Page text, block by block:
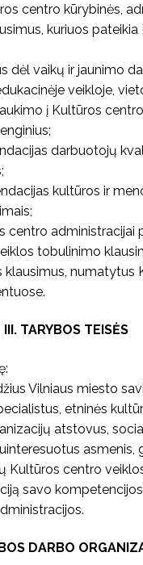
centro kūrybinės,
kuriuos
dėl vaikų ir jaunimo
veikloje,
į Kultūros centro
darbuotojų
kultūros ir
centro administracijai
tobulinimo
klausimus, numatytus
III. TARYBOS TEISĖS
Vilniaus miesto
etninės
atstovus,
asmenis,
Kultūros centro
savo
DARBO